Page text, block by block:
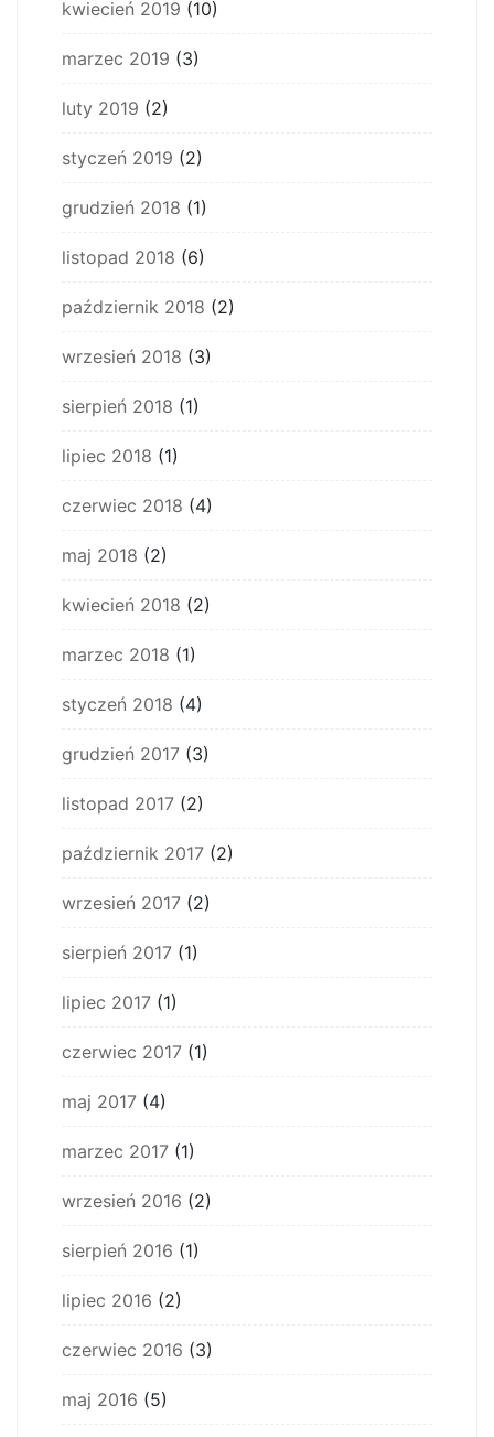
kwiecień 2019 (10)
marzec 2019 (3)
luty 2019 (2)
styczeń 2019 (2)
grudzień 2018 (1)
listopad 2018 (6)
październik 2018 (2)
wrzesień 2018 (3)
sierpień 2018 (1)
lipiec 2018 (1)
czerwiec 2018 (4)
maj 2018 (2)
kwiecień 2018 (2)
marzec 2018 (1)
styczeń 2018 (4)
grudzień 2017 (3)
listopad 2017 (2)
październik 2017 (2)
wrzesień 2017 (2)
sierpień 2017 (1)
lipiec 2017 (1)
czerwiec 2017 (1)
maj 2017 (4)
marzec 2017 (1)
wrzesień 2016 (2)
sierpień 2016 (1)
lipiec 2016 (2)
czerwiec 2016 (3)
maj 2016 (5)